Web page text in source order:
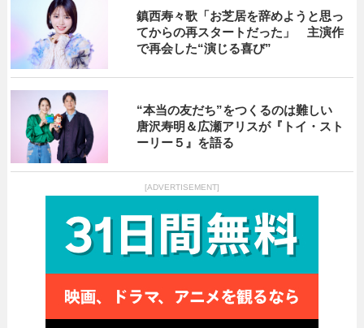
鎮西寿々歌「お芝居を辞めようと思っ
てからの再スタートだった」 主演作
で再会した“演じる喜び”
“本当の友だち”をつくるのは難しい
唐沢寿明＆広瀬アリスが『トイ・スト
ーリー５』を語る
[ADVERTISEMENT]